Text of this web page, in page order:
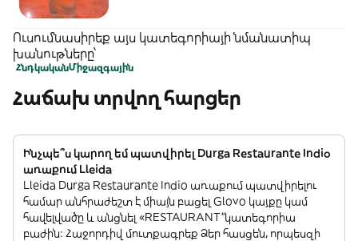
Ուսումնասիրեք այս կատեգորիայի նմանատիպ
խանութները՝
ՀնդկականՄիջազգային
Հաճախ տրվող հարցեր
Ինչպե՞ս կարող եմ պատվիրել Durga Restaurante Indio
առաքում Lleida
Lleida Durga Restaurante Indio առաքում պատվիրելու
համար անհրաժեշտ է միայն բացել Glovo կայքը կամ
հավելվածը և անցնել «RESTAURANT”կատեգորիա
բաժին: Հաջորդիվ մուտքագրեք Ձեր հասցեն, որպեսզի